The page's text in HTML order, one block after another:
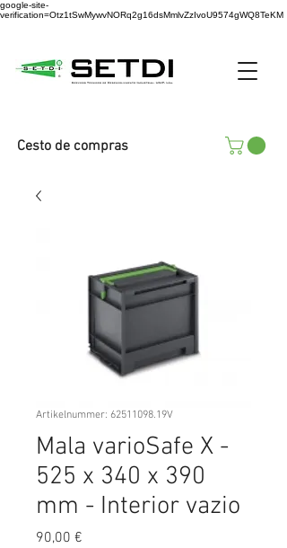
google-site-
verification=Otz1tSwMywvNORq2g16dsMmlvZzIvoU9574gWQ8TeKM
Cesto de compras
Artikelnummer: 62511098.19V
Mala varioSafe X -
525 x 340 x 390
mm - Interior vazio
90,00 €